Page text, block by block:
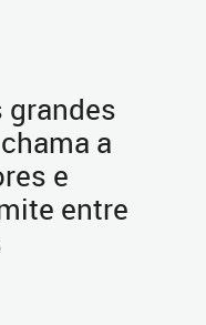
grandes
a
e
entre